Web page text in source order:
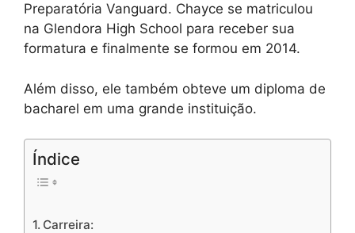
Preparatória Vanguard. Chayce se matriculou
na Glendora High School para receber sua
formatura e finalmente se formou em 2014.
Além disso, ele também obteve um diploma de
bacharel em uma grande instituição.
Índice
Carreira: